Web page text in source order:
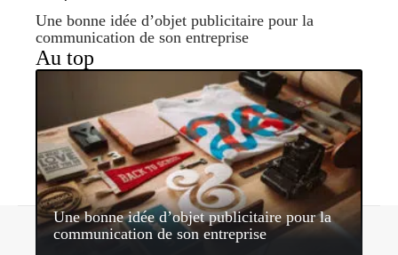
Une bonne idée d’objet publicitaire pour la
communication de son entreprise
Au top
Une bonne idée d’objet publicitaire pour la
communication de son entreprise
Contact Mentions légales Sitemap